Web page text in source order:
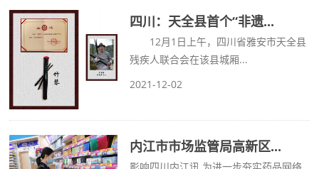
四川：天全县首个“非遗...
12月1日上午，四川省雅安市天全县
残疾人联合会在该县城厢...
2021-12-02
内江市市场监管局高新区...